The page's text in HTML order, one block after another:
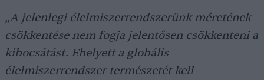
„A jelenlegi élelmiszerrendszerünk méretének
csökkentése nem fogja jelentősen csökkenteni a
kibocsátást. Ehelyett a globális
élelmiszerrendszer természetét kell